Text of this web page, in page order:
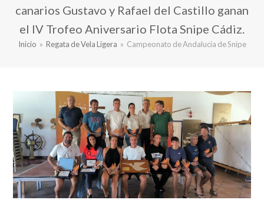
canarios Gustavo y Rafael del Castillo ganan
el IV Trofeo Aniversario Flota Snipe Cádiz.
Inicio » Regata de Vela Ligera » Campeonato de Andalucía de Snipe